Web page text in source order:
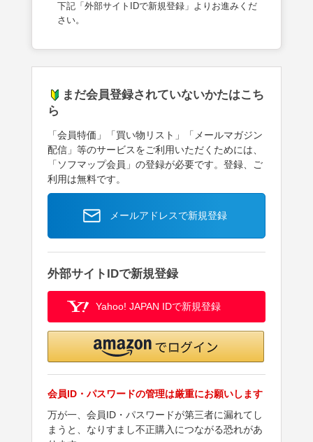
下記「外部サイトIDで新規登録」よりお進みくだ
さい。
まだ会員登録されていないかたはこち
ら
「会員特価」「買い物リスト」「メールマガジン
配信」等のサービスをご利用いただくためには、
「ソフマップ会員」の登録が必要です。登録、ご
利用は無料です。
メールアドレスで新規登録
外部サイトIDで新規登録
Yahoo! JAPAN IDで新規登録
会員ID・パスワードの管理は厳重にお願いします
万が一、会員ID・パスワードが第三者に漏れてし
まうと、なりすまし不正購入につながる恐れがあ